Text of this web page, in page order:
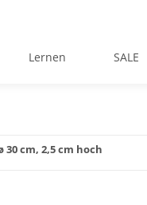
Lernen SALE
cm, 2,5 cm hoch